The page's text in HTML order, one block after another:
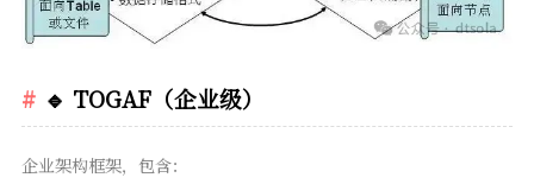
🔹 TOGAF（企业级）
企业架构框架，包含：